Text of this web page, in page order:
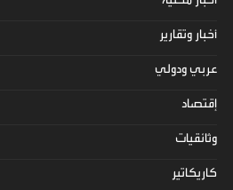
أخبار وتقارير
عربي ودولي
إقتصاد
وثائقيات
كاريكاتير